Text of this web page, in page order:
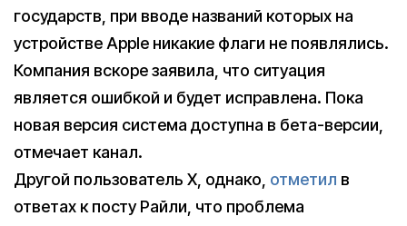
государств, при вводе названий которых на
устройстве Apple никакие флаги не появлялись.
Компания вскоре заявила, что ситуация
является ошибкой и будет исправлена. Пока
новая версия система доступна в бета-версии,
отмечает канал.
Другой пользователь X, однако, отметил в
ответах к посту Райли, что проблема